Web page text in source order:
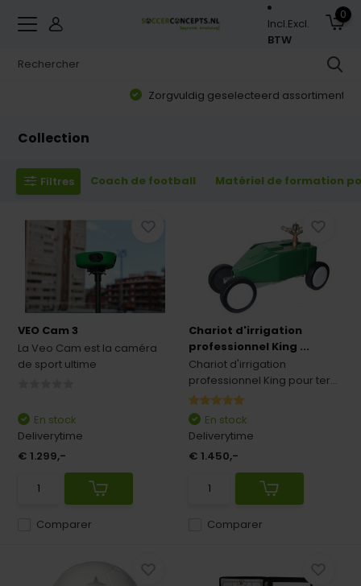
Incl.Excl.
BTW
0
Zorgvuldig geselecteerd assortiment
Collection
Filtres Coach de football Matériel de formation
VEO Cam 3
La Veo Cam est la caméra
de sport ultime
Comparer
En stock
Deliverytime
€ 1.299,-
Chariot d'irrigation
professionnel King ...
Chariot d'irrigation
professionnel King pour ter...
Comparer
En stock
Deliverytime
€ 1.450,-